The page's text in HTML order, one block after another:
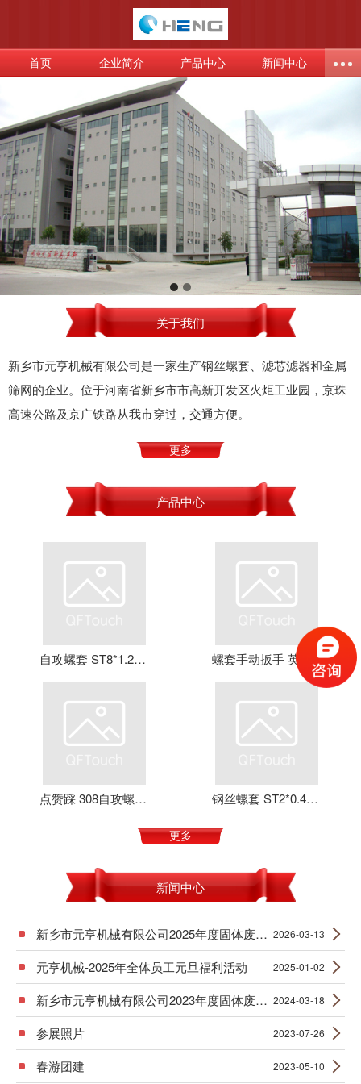
首页 企业简介 产品中心 新闻中心
关于我们
新乡市元亨机械有限公司是一家生产钢丝螺套、滤芯滤器和金属
筛网的企业。位于河南省新乡市市高新开发区火炬工业园，京珠
高速公路及京广铁路从我市穿过，交通方便。
更多
产品中心
自攻螺套 ST8*1.25*16 钢丝螺套 牙套 护套 元亨机械
点赞踩 308自攻螺套 元亨机械 铝合金 不锈钢 可定制 加强螺纹 钢丝螺套 ST2*0.4*4 丝套 钢丝牙套 护套 元亨机械
更多
新闻中心
新乡市元亨机械有限公司2025年度固体废物产生信息公示 2026-03-13
元亨机械-2025年全体员工元旦福利活动 2025-01-02
新乡市元亨机械有限公司2023年度固体废物产生信息公示 2024-03-18
参展照片 2023-07-26
春游团建 2023-05-10